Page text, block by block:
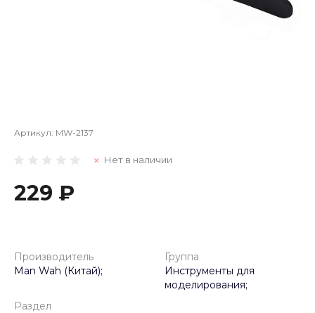
Артикул: MW-2137
Нет в наличии
229 ₽
Производитель
Man Wah (Китай);
Группа
Инструменты для
моделирования;
Раздел